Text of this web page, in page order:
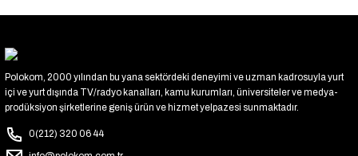
Polokom, 2000 yılından bu yana sektördeki deneyimi ve uzman kadrosuyla yurt
içi ve yurt dışında TV/radyo kanalları, kamu kurumları, üniversiteler ve medya-
prodüksiyon şirketlerine geniş ürün ve hizmet yelpazesi sunmaktadır.
0(212) 320 06 44